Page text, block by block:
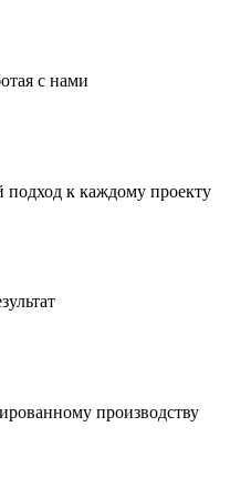
с нами
к каждому проекту
производству